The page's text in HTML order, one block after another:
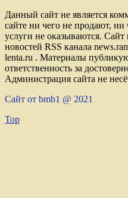
Данный сайт не является
сайте ни чего не продают,
услуги не оказываются. Сайт
новостей RSS канала
lenta.ru . Материалы
ответственность за
Администрация сайта не
Сайт от bmb1 @ 2021
Top